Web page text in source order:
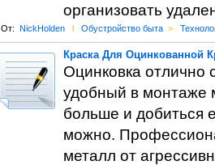
организовать
От: NickHolden l Обустройство быта >
Краска Для Оцинкованной
Оцинковка отлично
удобный в монтаже
больше и добиться
можно.
металл от